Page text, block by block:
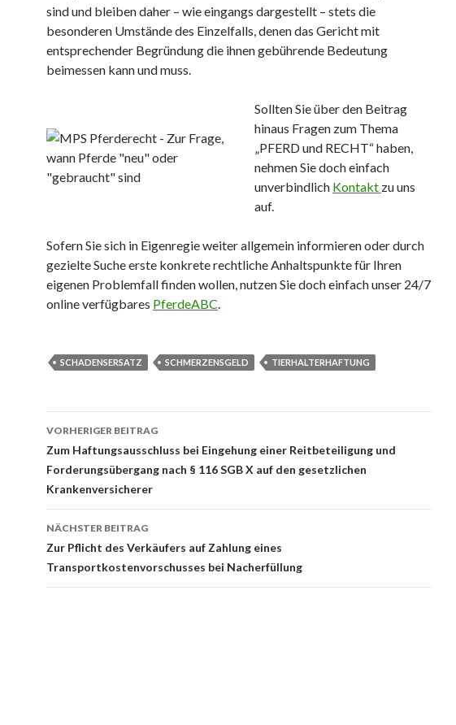
sind und bleiben daher – wie eingangs dargestellt – stets die
besonderen Umstände des Einzelfalls, denen das Gericht mit
entsprechender Begründung die ihnen gebührende Bedeutung
beimessen kann und muss.
Sollten Sie über den Beitrag
hinaus Fragen zum Thema
„PFERD und RECHT“ haben,
nehmen Sie doch einfach
unverbindlich Kontakt zu uns
auf.
Sofern Sie sich in Eigenregie weiter allgemein informieren oder durch
gezielte Suche erste konkrete rechtliche Anhaltspunkte für Ihren
eigenen Problemfall finden wollen, nutzen Sie doch einfach unser 24/7
online verfügbares PferdeABC.
SCHADENSERSATZ SCHMERZENSGELD TIERHALTERHAFTUNG
Beitrags-
Navigation
VORHERIGER BEITRAG
Zum Haftungsausschluss bei Eingehung einer Reitbeteiligung und
Forderungsübergang nach § 116 SGB X auf den gesetzlichen
Krankenversicherer
NÄCHSTER BEITRAG
Zur Pflicht des Verkäufers auf Zahlung eines
Transportkostenvorschusses bei Nacherfüllung